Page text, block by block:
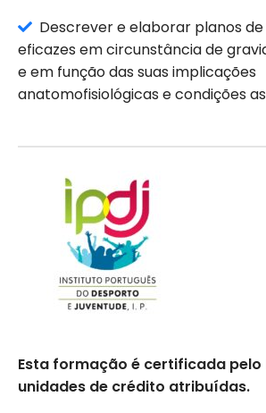
Descrever e elaborar planos
eficazes em circunstância de
e em função das suas implicações
anatomofisiológicas e condições
Esta formação é certificada pelo
unidades de crédito atribuídas.